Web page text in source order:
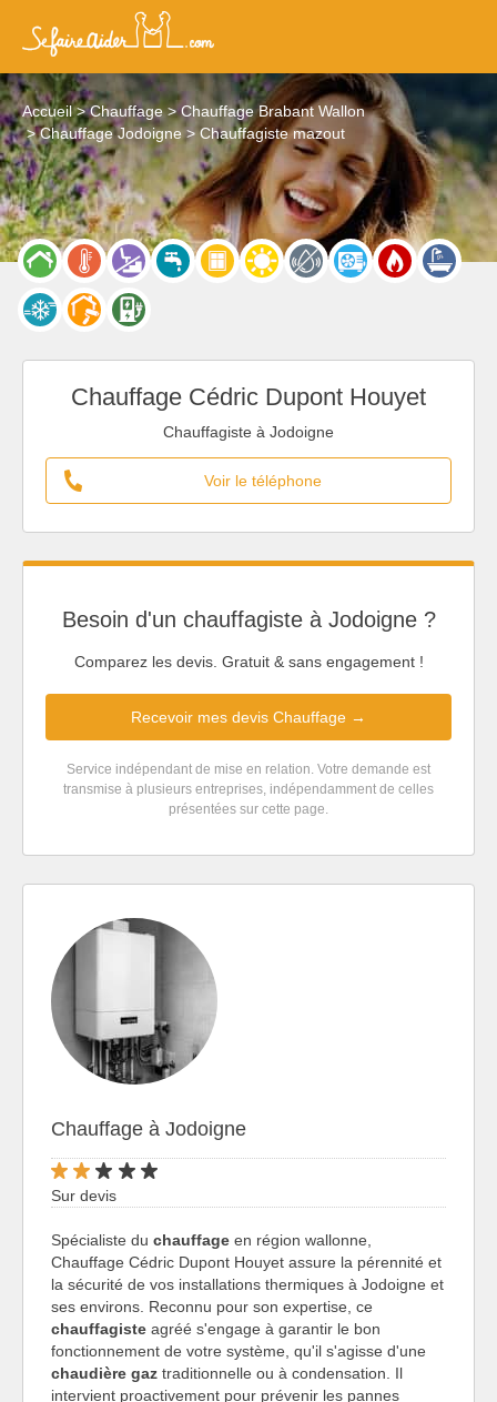
Accueil Chauffage
Chauffage Brabant Wallon
Chauffage Jodoigne
Chauffagiste mazout
Chauffage Cédric Dupont Houyet
Chauffagiste à Jodoigne
Voir le téléphone
Besoin d'un chauffagiste à Jodoigne ?
Comparez les devis. Gratuit & sans engagement !
Recevoir mes devis Chauffage →
Service indépendant de mise en relation. Votre demande est
transmise à plusieurs entreprises, indépendamment de celles
présentées sur cette page.
Chauffage à Jodoigne
Sur devis
Spécialiste du chauffage en région wallonne,
Chauffage Cédric Dupont Houyet assure la pérennité et
la sécurité de vos installations thermiques à Jodoigne et
ses environs. Reconnu pour son expertise, ce
chauffagiste agréé s'engage à garantir le bon
fonctionnement de votre système, qu'il s'agisse d'une
chaudière gaz traditionnelle ou à condensation. Il
intervient proactivement pour prévenir les pannes